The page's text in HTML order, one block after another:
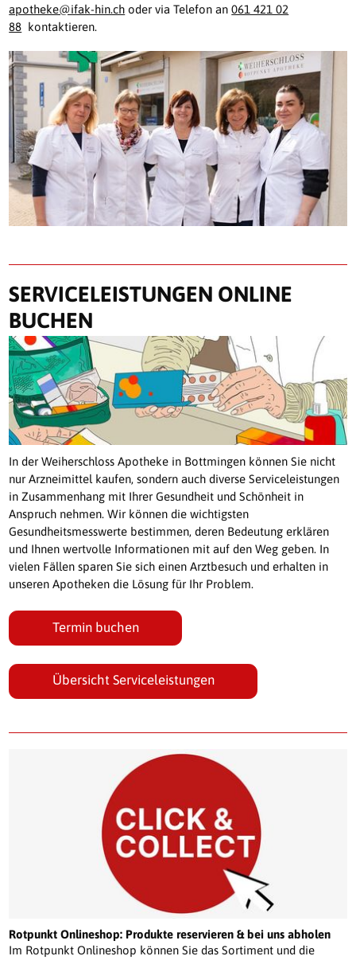
apotheke@ifak-hin.ch oder via Telefon an061 421 02
88 kontaktieren.
SERVICELEISTUNGEN ONLINE
BUCHEN
In der Weiherschloss Apotheke in Bottmingen können Sie nicht
nur Arzneimittel kaufen, sondern auch diverse Serviceleistungen
in Zusammenhang mit Ihrer Gesundheit und Schönheit in
Anspruch nehmen. Wir können die wichtigsten
Gesundheitsmesswerte bestimmen, deren Bedeutung erklären
und Ihnen wertvolle Informationen mit auf den Weg geben. In
vielen Fällen sparen Sie sich einen Arztbesuch und erhalten in
unseren Apotheken die Lösung für Ihr Problem.
Termin buchen
Übersicht Serviceleistungen
Rotpunkt Onlineshop: Produkte reservieren & bei uns abholen
Im Rotpunkt Onlineshop können Sie das Sortiment und die